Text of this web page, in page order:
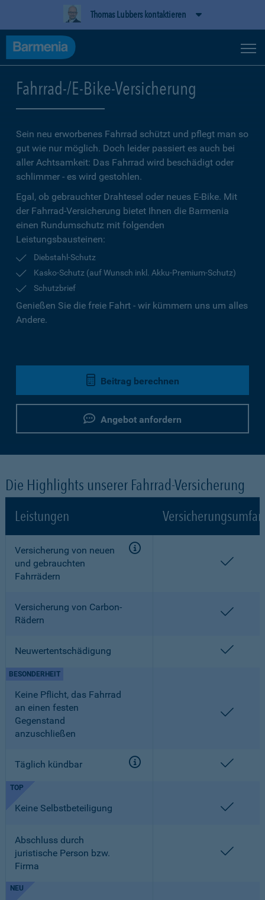
Thomas Lubbers kontaktieren
Fahrrad-/E-Bike-Versicherung
Sein neu erworbenes Fahrrad schützt und pflegt man so
gut wie nur möglich. Doch leider passiert es auch bei
aller Achtsamkeit: Das Fahrrad wird beschädigt oder
schlimmer - es wird gestohlen.
Egal, ob gebrauchter Drahtesel oder neues E-Bike. Mit
der Fahrrad-Versicherung bietet Ihnen die Barmenia
einen Rundumschutz mit folgenden
Leistungsbausteinen:
Diebstahl-Schutz
Kasko-Schutz (auf Wunsch inkl. Akku-Premium-Schutz)
Schutzbrief
Genießen Sie die freie Fahrt - wir kümmern uns um alles
Andere.
Beitrag berechnen
Angebot anfordern
Die Highlights unserer Fahrrad-Versicherung
Leistungen
Versicherung von neuen
und gebrauchten
Fahrrädern
Versicherung von Carbon-
Rädern
Neuwertentschädigung
Keine Pflicht, das Fahrrad
an einen festen
Gegenstand
anzuschließen
BESONDERHEIT
Täglich kündbar
TOP
Keine Selbstbeteiligung
Abschluss durch
juristische Person bzw.
Firma
NEU